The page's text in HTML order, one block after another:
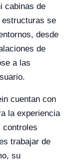
cabinas de
se
desde
de
a las
cuentan con
la experiencia
controles
trabajar de
su